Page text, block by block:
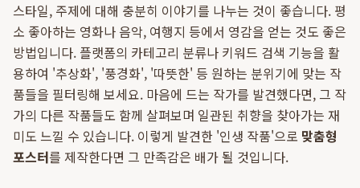
스타일, 주제에 대해 충분히 이야기를 나누는 것이 좋습니다. 평
소 좋아하는 영화나 음악, 여행지 등에서 영감을 얻는 것도 좋은
방법입니다. 플랫폼의 카테고리 분류나 키워드 검색 기능을 활
용하여 '추상화', '풍경화', '따뜻한' 등 원하는 분위기에 맞는 작
품들을 필터링해 보세요. 마음에 드는 작가를 발견했다면, 그 작
가의 다른 작품들도 함께 살펴보며 일관된 취향을 찾아가는 재
미도 느낄 수 있습니다. 이렇게 발견한 '인생 작품'으로 맞춤형
포스터를 제작한다면 그 만족감은 배가 될 것입니다.